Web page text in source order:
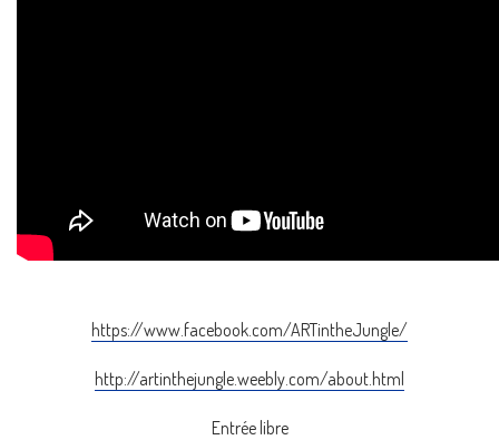
https://www.facebook.com/ARTintheJungle/
http://artinthejungle.weebly.com/about.html
Entrée libre